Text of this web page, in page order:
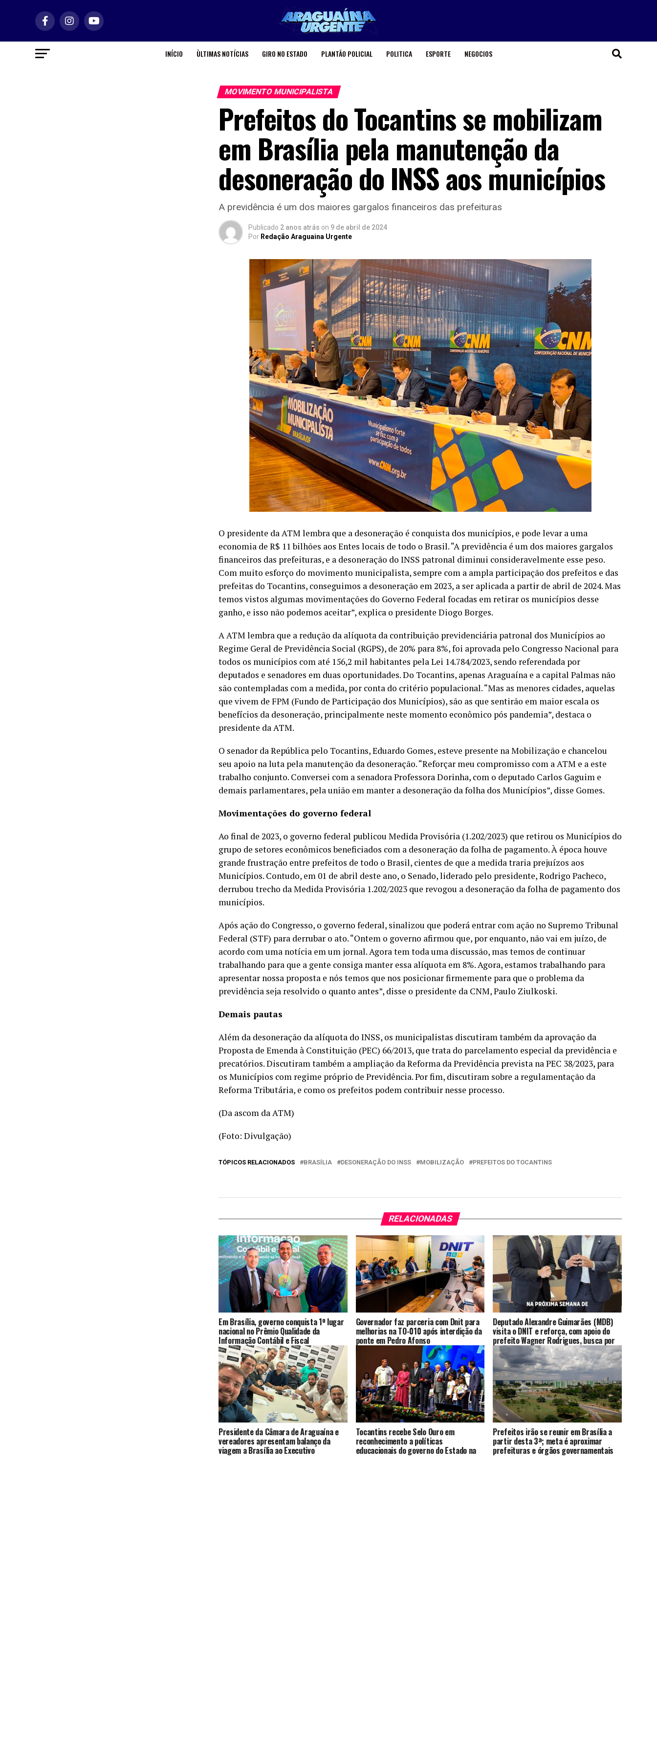
INÍCIO ÙLTIMAS NOTÍCIAS GIRO NO ESTADO PLANTÃO POLICIAL POLITICA ESPORTE NEGOCIOS
MOVIMENTO MUNICIPALISTA
Prefeitos do Tocantins se mobilizam
em Brasília pela manutenção da
desoneração do INSS aos municípios
A previdência é um dos maiores gargalos financeiros das prefeituras
Publicado 2 anos atrás on 9 de abril de 2024
Por Redação Araguaina Urgente
O presidente da ATM lembra que a desoneração é conquista dos municípios, e pode levar a uma
economia de R$ 11 bilhões aos Entes locais de todo o Brasil. “A previdência é um dos maiores gargalos
financeiros das prefeituras, e a desoneração do INSS patronal diminui consideravelmente esse peso.
Com muito esforço do movimento municipalista, sempre com a ampla participação dos prefeitos e das
prefeitas do Tocantins, conseguimos a desoneração em 2023, a ser aplicada a partir de abril de 2024. Mas
temos vistos algumas movimentações do Governo Federal focadas em retirar os municípios desse
ganho, e isso não podemos aceitar”, explica o presidente Diogo Borges.
A ATM lembra que a redução da alíquota da contribuição previdenciária patronal dos Municípios ao
Regime Geral de Previdência Social (RGPS), de 20% para 8%, foi aprovada pelo Congresso Nacional para
todos os municípios com até 156,2 mil habitantes pela Lei 14.784/2023, sendo referendada por
deputados e senadores em duas oportunidades. Do Tocantins, apenas Araguaína e a capital Palmas não
são contempladas com a medida, por conta do critério populacional. “Mas as menores cidades, aquelas
que vivem de FPM (Fundo de Participação dos Municípios), são as que sentirão em maior escala os
benefícios da desoneração, principalmente neste momento econômico pós pandemia”, destaca o
presidente da ATM.
O senador da República pelo Tocantins, Eduardo Gomes, esteve presente na Mobilização e chancelou
seu apoio na luta pela manutenção da desoneração. “Reforçar meu compromisso com a ATM e a este
trabalho conjunto. Conversei com a senadora Professora Dorinha, com o deputado Carlos Gaguim e
demais parlamentares, pela união em manter a desoneração da folha dos Municípios”, disse Gomes.
Movimentações do governo federal
Ao final de 2023, o governo federal publicou Medida Provisória (1.202/2023) que retirou os Municípios do
grupo de setores econômicos beneficiados com a desoneração da folha de pagamento. À época houve
grande frustração entre prefeitos de todo o Brasil, cientes de que a medida traria prejuízos aos
Municípios. Contudo, em 01 de abril deste ano, o Senado, liderado pelo presidente, Rodrigo Pacheco,
derrubou trecho da Medida Provisória 1.202/2023 que revogou a desoneração da folha de pagamento dos
municípios.
Após ação do Congresso, o governo federal, sinalizou que poderá entrar com ação no Supremo Tribunal
Federal (STF) para derrubar o ato. “Ontem o governo afirmou que, por enquanto, não vai em juízo, de
acordo com uma notícia em um jornal. Agora tem toda uma discussão, mas temos de continuar
trabalhando para que a gente consiga manter essa alíquota em 8%. Agora, estamos trabalhando para
apresentar nossa proposta e nós temos que nos posicionar firmemente para que o problema da
previdência seja resolvido o quanto antes”, disse o presidente da CNM, Paulo Ziulkoski.
Demais pautas
Além da desoneração da alíquota do INSS, os municipalistas discutiram também da aprovação da
Proposta de Emenda à Constituição (PEC) 66/2013, que trata do parcelamento especial da previdência e
precatórios. Discutiram também a ampliação da Reforma da Previdência prevista na PEC 38/2023, para
os Municípios com regime próprio de Previdência. Por fim, discutiram sobre a regulamentação da
Reforma Tributária, e como os prefeitos podem contribuir nesse processo.
(Da ascom da ATM)
(Foto: Divulgação)
TÓPICOS RELACIONADOS BRASÍLIA DESONERAÇÃO DO INSS MOBILIZAÇÃO PREFEITOS DO TOCANTINS
RELACIONADAS
Em Brasília, governo conquista 1º lugar
nacional no Prêmio Qualidade da
Informação Contábil e Fiscal
Governador faz parceria com Dnit para
melhorias na TO-010 após interdição da
ponte em Pedro Afonso
Deputado Alexandre Guimarães (MDB)
visita o DNIT e reforça, com apoio do
prefeito Wagner Rodrigues, busca por
viaduto na BR-153
Presidente da Câmara de Araguaína e
vereadores apresentam balanço da
viagem a Brasília ao Executivo
Tocantins recebe Selo Ouro em
reconhecimento a políticas
educacionais do governo do Estado na
Prefeitos irão se reunir em Brasília a
partir desta 3ª; meta é aproximar
prefeituras e órgãos governamentais